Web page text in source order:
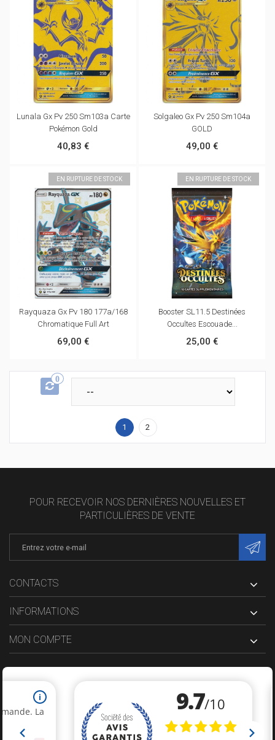
Lunala Gx Pv 250 Sm103a Carte
Pokémon Gold
40,83 €
Solgaleo Gx Pv 250 Sm104a
GOLD
49,00 €
EN RUPTURE DE STOCK
Rayquaza Gx Pv 180 177a/168
Chromatique Full Art
69,00 €
EN RUPTURE DE STOCK
Booster SL11.5 Destinées
Occultes Escouade...
25,00 €
0
1 2
POUR RECEVOIR NOS DERNIÈRES NOUVELLES ET
PARTICULIÈRES DE VENTE
CONTACTS
INFORMATIONS
MON COMPTE